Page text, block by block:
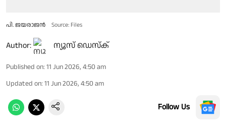
പി. ജയരാജൻ Source: Files
Author: ന്യൂസ് ഡെസ്ക്
Published on: 11 Jun 2026, 4:50 am
Updated on: 11 Jun 2026, 4:50 am
Follow Us